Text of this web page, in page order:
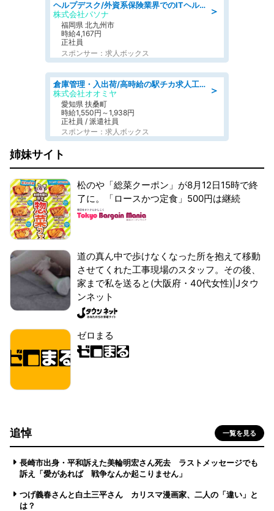
＞
ヘルプデスク/外資系保険業界でのITヘルプデスク業務/駅近/即日勤務可/ヘルプデスク
株式会社パソナ
福岡県 北九州市
時給4,167円
正社員
スポンサー：求人ボックス
＞
倉庫管理・入出荷/高時給の駅チカ求人工場内で荷物の受け取り・確認スタッフ
株式会社オオミヤ
愛知県 扶桑町
時給1,550円～1,938円
正社員 / 派遣社員
スポンサー：求人ボックス
姉妹サイト
松のや「総菜クーポン」が8月12日15時で終
了に。「ロースかつ定食」500円は継続
道の真ん中で歩けなくなった所を抱えて移動
させてくれた工事現場のスタッフ。その後、
家まで私を送ると(大阪府・40代女性)|Jタウ
ンネット
ゼロまる
追悼 一覧を見る
長崎市出身・平和訴えた美輪明宏さん死去 ラストメッセージでも
訴え「愛があれば 戦争なんか起こりません」
つげ義春さんと白土三平さん カリスマ漫画家、二人の「違い」と
は？